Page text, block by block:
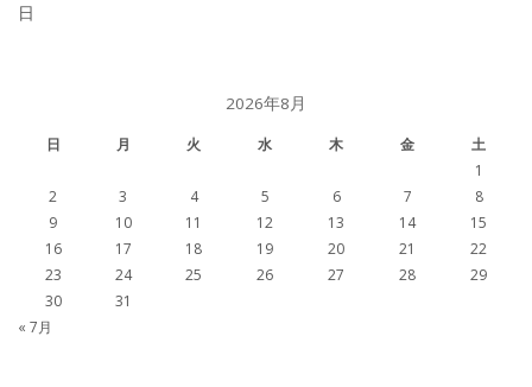
日
2026年8月
日 月 火 水 木 金
土
1
2
3 4 5 6 7
8
9
10 11 12 13 14
15
16
17 18 19 20 21
22
23
24 25 26 27 28
29
30
31
« 7月